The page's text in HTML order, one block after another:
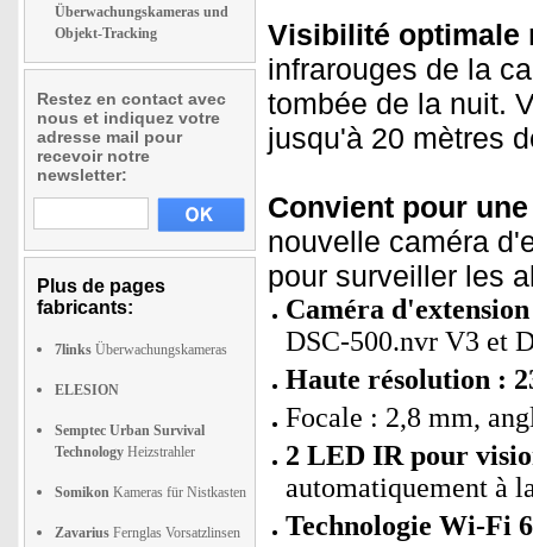
Überwachungskameras und
Objekt-Tracking
Restez en contact avec
nous et indiquez votre
adresse mail pour
recevoir notre
newsletter:
Plus de pages
fabricants:
7links Überwachungskameras
ELESION
Semptec Urban Survival
Technology Heizstrahler
Somikon Kameras für Nistkasten
Zavarius Fernglas Vorsatzlinsen
Visibilité optimale
infrarouges de la
tombée de la nuit.
jusqu'à 20 mètres
Convient pour
nouvelle caméra
pour surveiller les
Caméra d'extension
DSC-500.nvr V3 et
Haute résolution :
Focale : 2,8 mm,
2 LED IR pour
automatiquement à
Technologie Wi-Fi 6